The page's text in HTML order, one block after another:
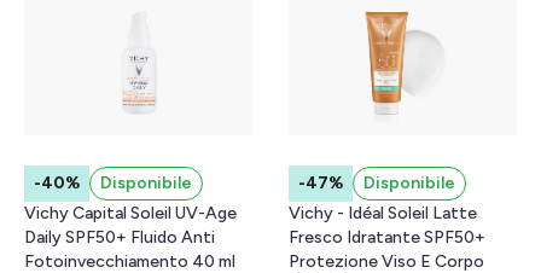
-40%
Disponibile
Vichy Capital Soleil UV-Age
Daily SPF50+ Fluido Anti
Fotoinvecchiamento 40 ml
-47%
Disponibile
Vichy - Idéal Soleil Latte
Fresco Idratante SPF50+
Protezione Viso E Corpo